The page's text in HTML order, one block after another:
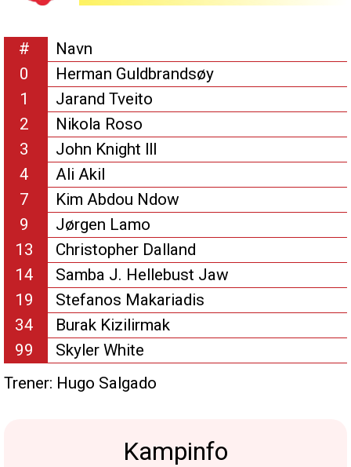
#
Navn
0
Herman Guldbrandsøy
1
Jarand Tveito
2
Nikola Roso
3
John Knight lll
4
Ali Akil
7
Kim Abdou Ndow
9
Jørgen Lamo
13
Christopher Dalland
14
Samba J. Hellebust Jaw
19
Stefanos Makariadis
34
Burak Kizilirmak
99
Skyler White
Trener: Hugo Salgado
Kampinfo